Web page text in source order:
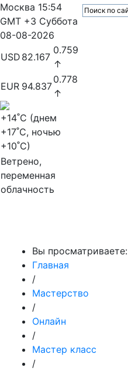
Москва 15:54
GMT +3 Суббота
08-08-2026
USD 82.167
0.759
↑
EUR 94.837
0.778
↑
+14˚C (днем
+17˚C, ночью
+10˚C)
Ветрено,
переменная
облачность
Вы просматриваете:
Главная
/
Мастерство
/
Онлайн
/
Мастер класс
/